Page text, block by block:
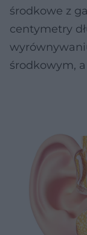
środkowe z
centymetry
środkowym,